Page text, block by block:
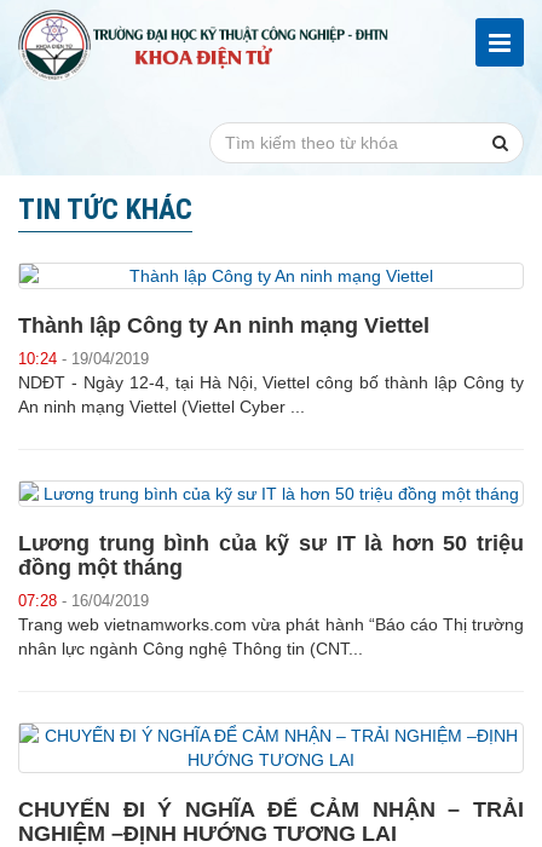
TIN TỨC KHÁC
Thành lập Công ty An ninh mạng Viettel
10:24 - 19/04/2019
NDĐT - Ngày 12-4, tại Hà Nội, Viettel công bố thành lập Công ty
An ninh mạng Viettel (Viettel Cyber ...
Lương trung bình của kỹ sư IT là hơn 50 triệu
đồng một tháng
07:28 - 16/04/2019
Trang web vietnamworks.com vừa phát hành “Báo cáo Thị trường
nhân lực ngành Công nghệ Thông tin (CNT...
CHUYẾN ĐI Ý NGHĨA ĐỂ CẢM NHẬN – TRẢI
NGHIỆM –ĐỊNH HƯỚNG TƯƠNG LAI